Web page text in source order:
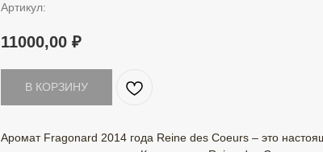
Артикул:
11000,00 ₽
В КОРЗИНУ
Аромат Fragonard 2014 года Reine des Coeurs – это